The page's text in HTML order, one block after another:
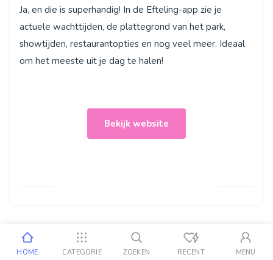
Ja, en die is superhandig! In de Efteling-app zie je
actuele wachttijden, de plattegrond van het park,
showtijden, restaurantopties en nog veel meer. Ideaal
om het meeste uit je dag te halen!
Bekijk website
HOME CATEGORIE ZOEKEN RECENT MENU